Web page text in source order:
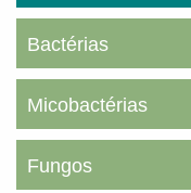
Bactérias
Micobactérias
Fungos